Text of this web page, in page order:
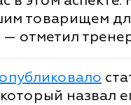
товарищем
— отметил
опубликовало
назвал